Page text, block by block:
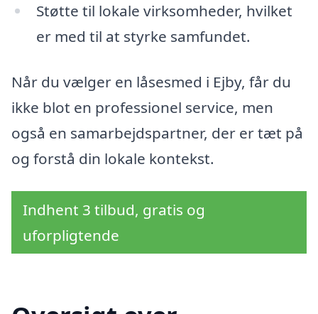
Støtte til lokale virksomheder, hvilket
er med til at styrke samfundet.
Når du vælger en låsesmed i Ejby, får du
ikke blot en professionel service, men
også en samarbejdspartner, der er tæt på
og forstå din lokale kontekst.
Indhent 3 tilbud, gratis og
uforpligtende